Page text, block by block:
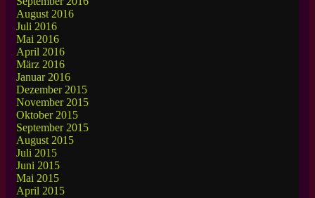
August 2016
Juli 2016
Mai 2016
April 2016
März 2016
Januar 2016
Dezember 2015
November 2015
Oktober 2015
September 2015
August 2015
Juli 2015
Juni 2015
Mai 2015
April 2015